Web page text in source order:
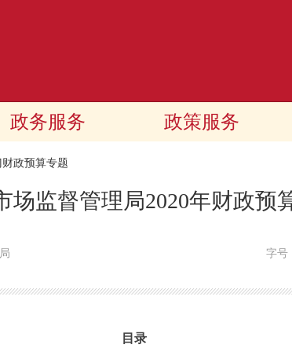
政务服务 政策服务
政预算专题
场监督管理局2020年财政预
字
目录